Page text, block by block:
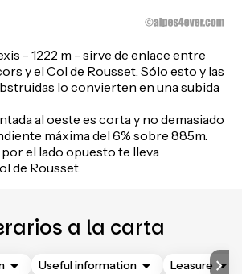
- 1222 m - sirve de enlace entre
y el Col de Rousset. Sólo esto y las
lo convierten en una subida
al oeste es corta y no demasiado
máxima del 6% sobre 885m.
por el lado opuesto te lleva
de Rousset.
a la carta
Useful information Leasure